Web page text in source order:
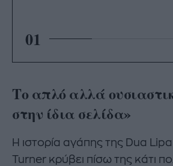
01
Το απλό αλλά
στην ίδια σελίδα»
Η ιστορία αγάπης της Dua
Turner κρύβει πίσω της κάτι